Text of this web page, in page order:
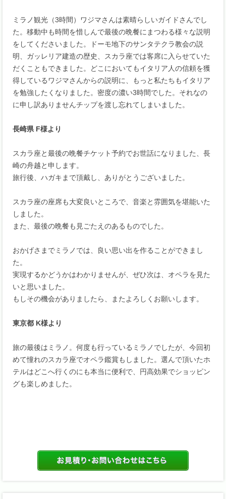
ミラノ観光（3時間）ワジマさんは素晴らしいガイドさんでし
た。移動中も時間を惜しんで最後の晩餐にまつわる様々な説明
をしてくださいました。ドーモ地下のサンタテクラ教会の説
明、ガッレリア建造の歴史、スカラ座では客席に入らせていた
だくこともできました。どこにおいてもイタリア人の信頼を獲
得しているワジマさんからの説明に、もっと私たちもイタリア
を勉強したくなりました。密度の濃い3時間でした。それなの
に申し訳ありませんチップを渡し忘れてしまいました。
長崎県 F様より
スカラ座と最後の晩餐チケット予約でお世話になりました、長
崎の舟越と申します。
旅行後、ハガキまで頂戴し、ありがとうございました。
スカラ座の座席も大変良いところで、音楽と雰囲気を堪能いた
しました。
また、最後の晩餐も見ごたえのあるものでした。
おかげさまでミラノでは、良い思い出を作ることができまし
た。
実現するかどうかはわかりませんが、ぜひ次は、オペラを見た
いと思いました。
もしその機会がありましたら、またよろしくお願いします。
東京都 K様より
旅の最後はミラノ。何度も行っているミラノでしたが、今回初
めて憧れのスカラ座でオペラ鑑賞もしました。選んで頂いたホ
テルはどこへ行くのにも本当に便利で、円高効果でショッピン
グも楽しめました。